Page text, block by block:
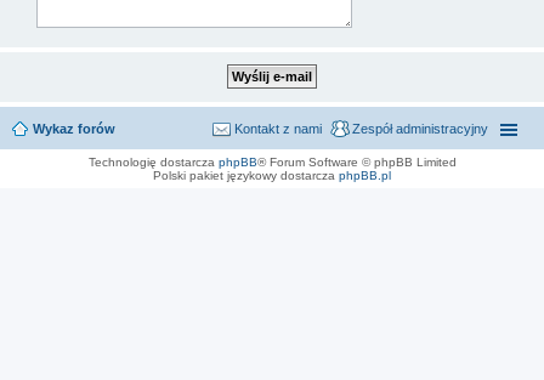
Wykaz forów Zespół administracyjny
Kontakt z nami
Technologię dostarcza phpBB® Forum Software © phpBB Limited
Polski pakiet językowy dostarcza phpBB.pl